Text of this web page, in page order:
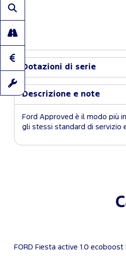
Dotazioni di serie
Descrizione e note
Ford Approved è il modo più
gli stessi standard di servizio
FORD Fiesta active 1.0 ecoboost